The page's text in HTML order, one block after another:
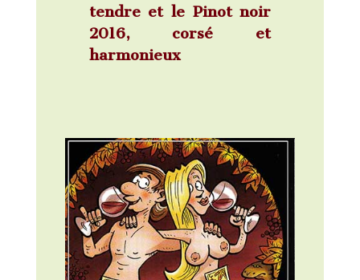
tendre et le Pinot noir
2016, corsé et
harmonieux